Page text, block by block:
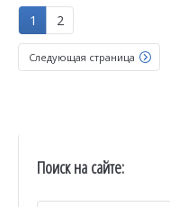
1 2
Следующая страница
Поиск на сайте: